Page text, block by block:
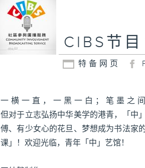
CIBS节
特备网页
一横一直，一黑一白；笔墨之
但对于立志弘扬中华美学的港青，「中
傅、有少女心的花旦、梦想成为书法家
课」！欢迎光临，青年「中」艺馆！